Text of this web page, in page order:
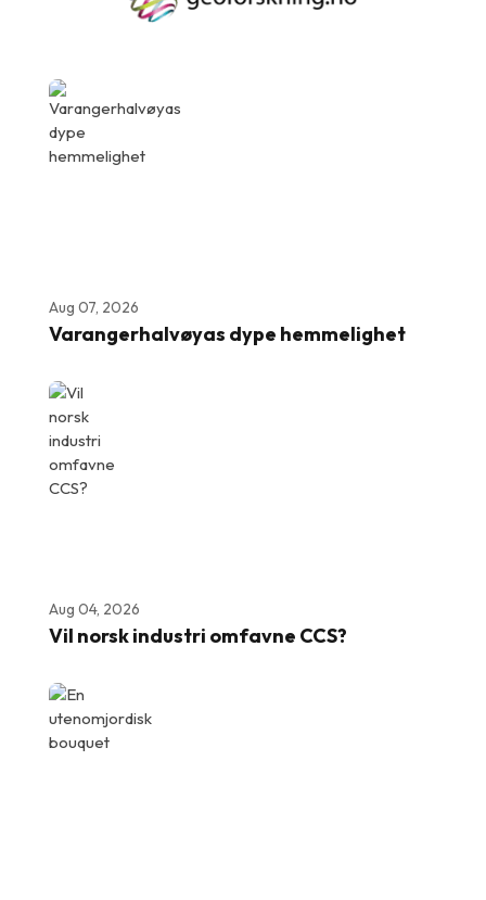
Aug 07, 2026
Varangerhalvøyas dype hemmelighet
Aug 04, 2026
Vil norsk industri omfavne CCS?